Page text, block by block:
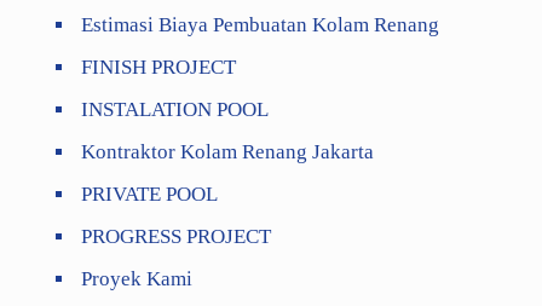
Estimasi Biaya Pembuatan Kolam Renang
FINISH PROJECT
INSTALATION POOL
Kontraktor Kolam Renang Jakarta
PRIVATE POOL
PROGRESS PROJECT
Proyek Kami